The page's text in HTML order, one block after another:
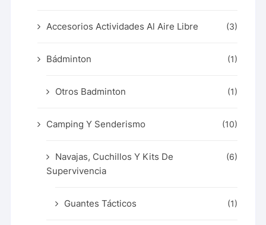
Accesorios Actividades Al Aire Libre (3)
Bádminton (1)
Otros Badminton (1)
Camping Y Senderismo (10)
Navajas, Cuchillos Y Kits De
Supervivencia
(6)
Guantes Tácticos (1)